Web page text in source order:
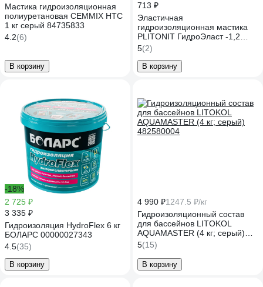
Мастика гидроизоляционная
полиуретановая CEMMIX HTC
1 кг серый 84735833
4.2(6)
В корзину
713 ₽
Эластичная
гидроизоляционная мастика
PLITONIT ГидроЭласт -1,2
8817 Н007018
5(2)
В корзину
-18%
2 725 ₽
3 335 ₽
Гидроизоляция HydroFlex 6 кг
БОЛАРС 00000027343
4.5(35)
В корзину
4 990 ₽1247.5 ₽/кг
Гидроизоляционный состав
для бассейнов LITOKOL
AQUAMASTER (4 кг; серый)
482580004
5(15)
В корзину